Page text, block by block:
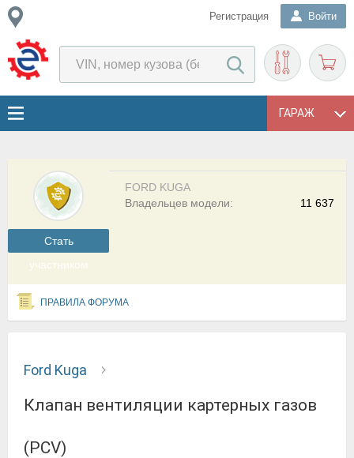
Регистрация Войти
ГАРАЖ
Cтать
участником
FORD KUGA
11 637
Владельцев модели:
ПРАВИЛА ФОРУМА
Ford Kuga
Клапан вентиляции картерных газов
(PCV)